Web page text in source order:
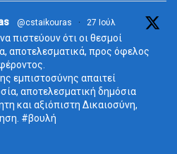
@cstaikouras · 27 Ιούλ
πιστεύουν ότι οι θεσμοί
αποτελεσματικά, προς όφελος
εμπιστοσύνης απαιτεί
αποτελεσματική δημόσια
και αξιόπιστη Δικαιοσύνη,
#βουλή